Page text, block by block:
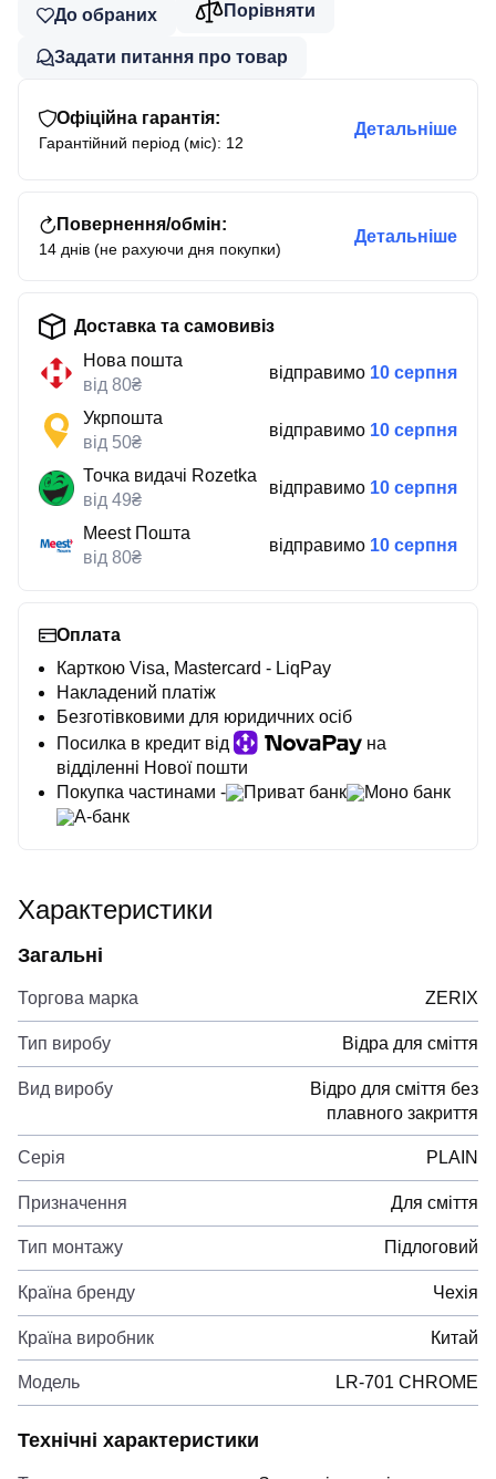
До обраних Порівняти
Задати питання про товар
Офіційна гарантія:
Гарантійний період (міс): 12
Детальніше
Повернення/обмін:
14 днів (не рахуючи дня покупки)
Детальніше
Доставка та самовивіз
Нова пошта
від 80₴
відправимо 10 серпня
Укрпошта
від 50₴
відправимо 10 серпня
Точка видачі Rozetka
від 49₴
відправимо 10 серпня
Meest Пошта
від 80₴
відправимо 10 серпня
Оплата
Карткою Visa, Mastercard - LiqPay
Накладений платіж
Безготівковими для юридичних осіб
Посилка в кредит від
на
відділенні Нової пошти
Покупка частинами -
Приват банк
Моно банк
А-банк
Характеристики
Загальні
Торгова марка ZERIX
Тип виробу Відра для сміття
Вид виробу
Відро для сміття без
плавного закриття
Серія PLAIN
Призначення Для сміття
Тип монтажу Підлоговий
Країна бренду Чехія
Країна виробник Китай
Модель LR-701 CHROME
Технічні характеристики